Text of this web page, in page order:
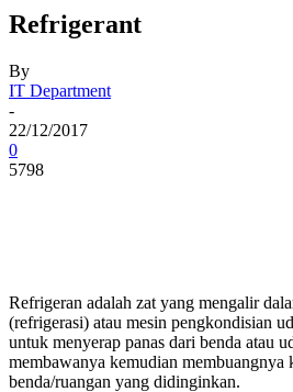
Refrigerant
By
IT Department
-
22/12/2017
0
5798
Refrigeran adalah zat yang mengalir
(refrigerasi) atau mesin pengkondisian
untuk menyerap panas dari benda atau
membawanya kemudian membuangnya
benda/ruangan yang didinginkan.